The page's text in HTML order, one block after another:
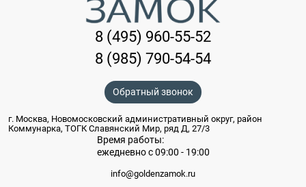
8 (495) 960-55-52
8 (985) 790-54-54
Обратный звонок
г. Москва, Новомосковский административный округ, район
Коммунарка, ТОГК Славянский Мир, ряд Д, 27/3
Время работы:
ежедневно с 09:00 - 19:00
info@goldenzamok.ru